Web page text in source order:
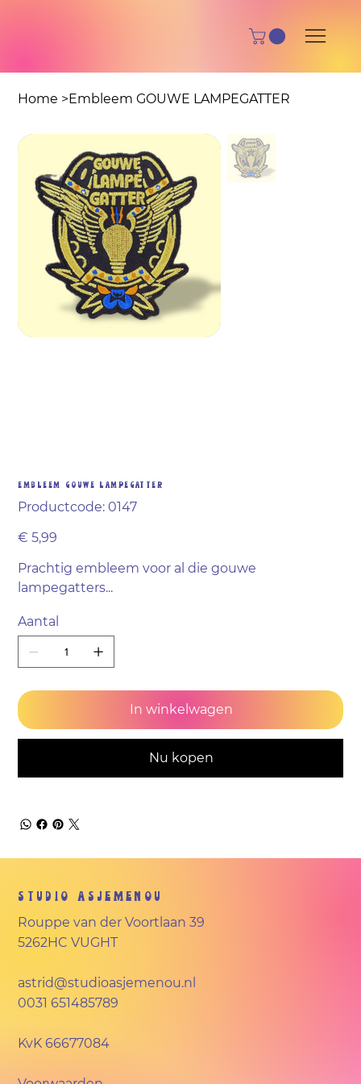
Home >Embleem GOUWE LAMPEGATTER
Embleem GOUWE LAMPEGATTER
Productcode: Productcode
0147
0147
Prijs
€ 5,99
Prachtig embleem voor al die gouwe
lampegatters...
Aantal
In winkelwagen
Nu kopen
Studio Asjemenou
Rouppe van der Voortlaan 39
5262HC VUGHT
astrid@studioasjemenou.nl
0031 651485789
KvK66677084